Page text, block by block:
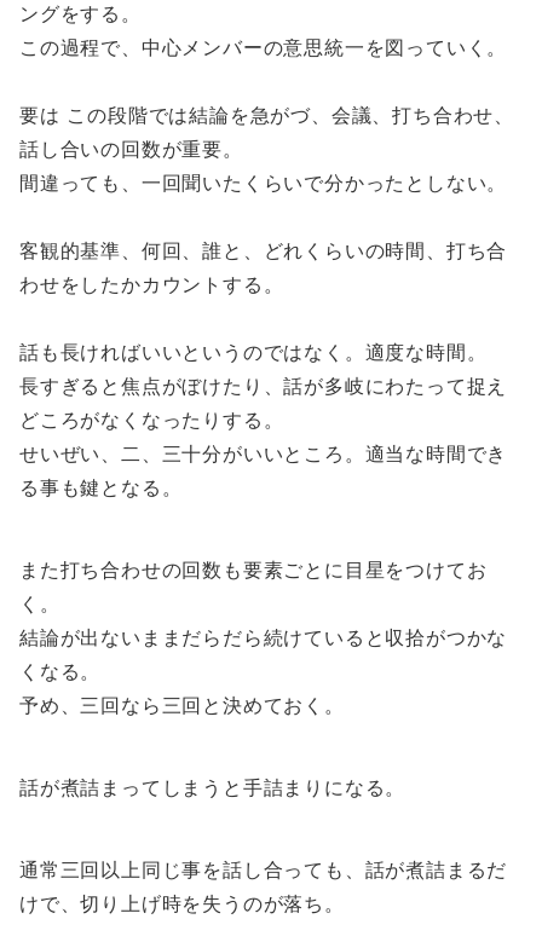
ングをする。
この過程で、中心メンバーの意思統一を図っていく。
要は この段階では結論を急がづ、会議、打ち合わせ、
話し合いの回数が重要。
間違っても、一回聞いたくらいで分かったとしない。
客観的基準、何回、誰と、どれくらいの時間、打ち合
わせをしたかカウントする。
話も長ければいいというのではなく。適度な時間。
長すぎると焦点がぼけたり、話が多岐にわたって捉え
どころがなくなったりする。
せいぜい、二、三十分がいいところ。適当な時間でき
る事も鍵となる。
また打ち合わせの回数も要素ごとに目星をつけてお
く。
結論が出ないままだらだら続けていると収拾がつかな
くなる。
予め、三回なら三回と決めておく。
話が煮詰まってしまうと手詰まりになる。
通常三回以上同じ事を話し合っても、話が煮詰まるだ
けで、切り上げ時を失うのが落ち。